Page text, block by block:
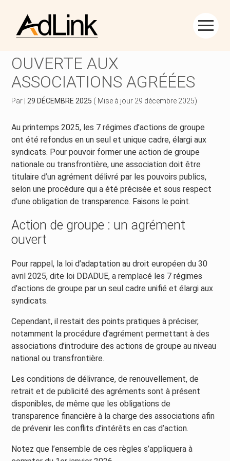
Aller
au
Créer et reprendre une activité
Développer votre entreprise
Construire votre patrimoine
Être prêt pour la facturation électronique
Piloter votre gestion
Gérer vos ressources humaines
Dématérialiser vos documents
OUVERTE AUX
ASSOCIATIONS AGRÉÉES
Par 29 DÉCEMBRE 2025 ( Mise à jour 29 décembre 2025)
Au printemps 2025, les 7 régimes d’actions de groupe
ont été refondus en un seul et unique cadre, élargi aux
syndicats. Pour pouvoir former une action de groupe
nationale ou transfrontière, une association doit être
titulaire d’un agrément délivré par les pouvoirs publics,
selon une procédure qui a été précisée et sous respect
d’une obligation de transparence. Faisons le point.
Action de groupe : un agrément
ouvert
Pour rappel, la loi d’adaptation au droit européen du 30
avril 2025, dite loi DDADUE, a remplacé les 7 régimes
d’actions de groupe par un seul cadre unifié et élargi aux
syndicats.
Cependant, il restait des points pratiques à préciser,
notamment la procédure d’agrément permettant à des
associations d’introduire des actions de groupe au niveau
national ou transfrontière.
Les conditions de délivrance, de renouvellement, de
retrait et de publicité des agréments sont à présent
disponibles, de même que les obligations de
transparence financière à la charge des associations afin
de prévenir les conflits d’intérêts en cas d’action.
Notez que l’ensemble de ces règles s’appliquera à